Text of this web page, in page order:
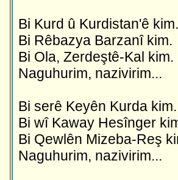
Bi Kurd û Kurdistan'ê kim.
Bi Rêbazya Barzanî kim.
Bi Ola, Zerdeştê-Kal kim.
Naguhurim, nazivirim...
Bi serê Keyên Kurda kim.
Bi wî Kaway Hesînger
Bi Qewlên Mizeba-Reş
Naguhurim, nazivirim...